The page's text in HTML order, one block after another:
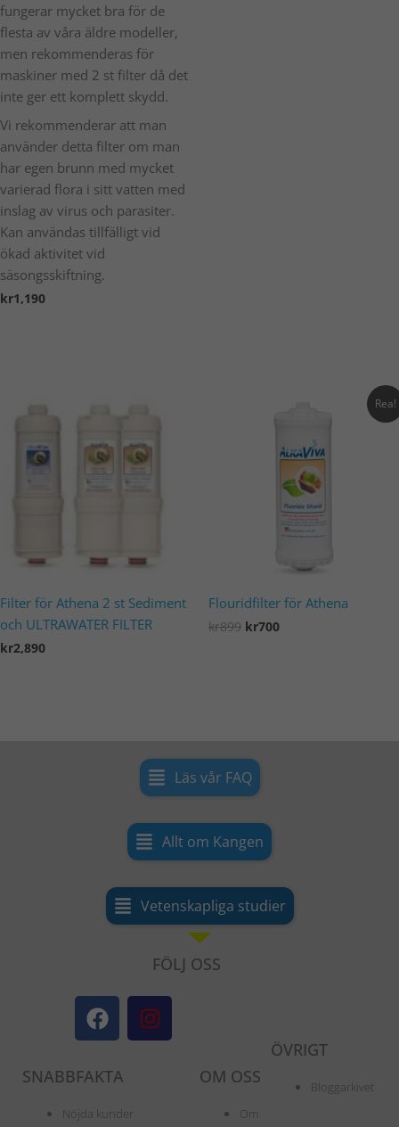
fungerar mycket bra för de
flesta av våra äldre modeller,
men rekommenderas för
maskiner med 2 st filter då det
inte ger ett komplett skydd.
Vi rekommenderar att man
använder detta filter om man
har egen brunn med mycket
varierad flora i sitt vatten med
inslag av virus och parasiter.
Kan användas tillfälligt vid
ökad aktivitet vid
säsongsskiftning.
kr1,190
Filter för Athena 2 st Sediment
och ULTRAWATER FILTER
kr2,890
Rea!
Flouridfilter för Athena
kr899 kr700
kr700.
Läs vår FAQ
Allt om Kangen
Vetenskapliga studier
FÖLJ OSS
F
a
c
e
b
o
I
n
s
SNABBFAKTA
Nöjda kunder
OM OSS
Om
ÖVRIGT
Bloggarkivet